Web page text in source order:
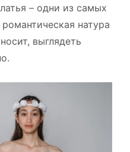
– одни из самых
натура
выглядеть